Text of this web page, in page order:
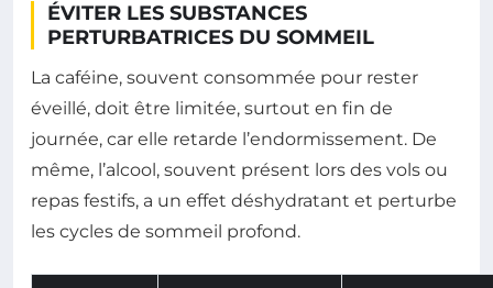
ÉVITER LES SUBSTANCES
PERTURBATRICES DU SOMMEIL
La caféine, souvent consommée pour rester
éveillé, doit être limitée, surtout en fin de
journée, car elle retarde l’endormissement. De
même, l’alcool, souvent présent lors des vols ou
repas festifs, a un effet déshydratant et perturbe
les cycles de sommeil profond.